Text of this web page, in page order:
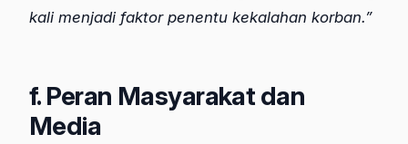
kali menjadi faktor penentu kekalahan korban.”
f. Peran Masyarakat dan
Media